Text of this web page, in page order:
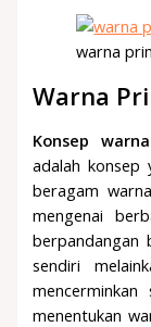
warna
Warna
Konsep warna
adalah konsep
beragam
mengenai
berpandangan
sendiri
menentukan